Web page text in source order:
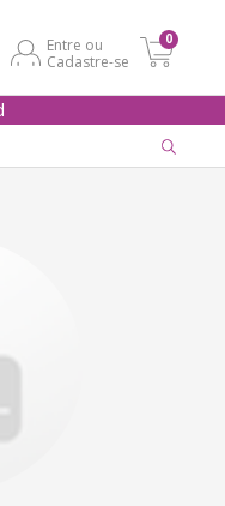
Entre ou
Cadastre-se
0